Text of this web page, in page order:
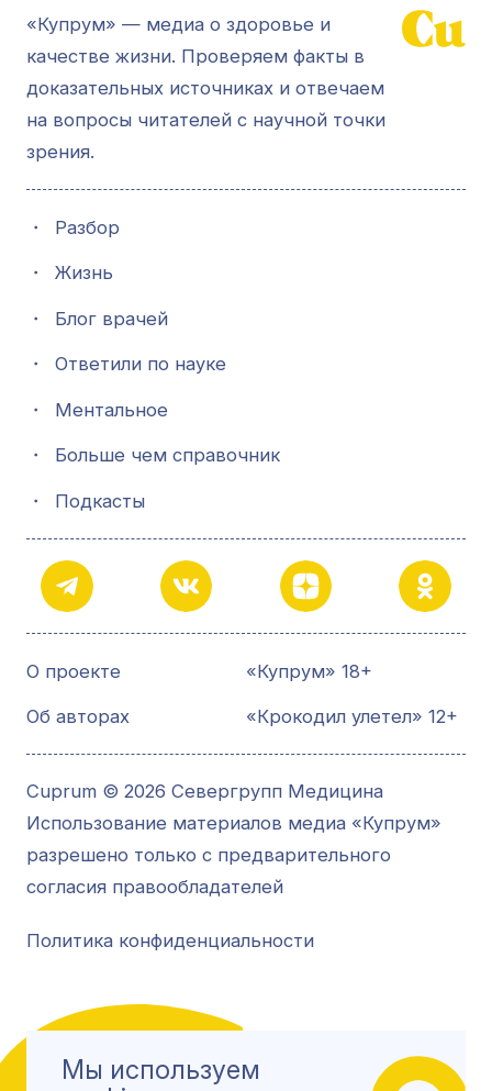
Мы используем
«Купрум» — медиа о здоровье и
качестве жизни. Проверяем факты в
доказательных источниках и отвечаем
на вопросы читателей с научной точки
зрения.
・ Разбор
・ Жизнь
・ Блог врачей
・ Ответили по науке
・ Ментальное
・ Больше чем справочник
・ Подкасты
О проекте
Об авторах
«Купрум» 18+
«Крокодил улетел» 12+
Cuprum © 2026 Севергрупп Медицина
Использование материалов медиа «Купрум»
разрешено только с предварительного
согласия правообладателей
Политика конфиденциальности